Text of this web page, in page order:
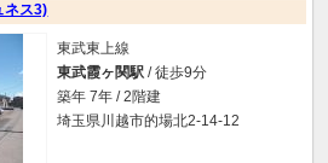
ネス3)
東武東上線
東武霞ヶ関駅 / 徒歩9分
築年 7年 / 2階建
埼玉県川越市的場北2-14-12